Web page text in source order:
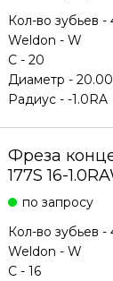
Кол-во зубьев -
Weldon - W
С - 20
Диаметр -
Радиус - -1.0RA
Фреза
177S 16-
по запросу
Кол-во зубьев -
Weldon - W
С - 16